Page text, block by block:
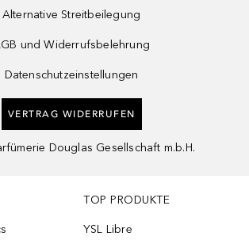
Alternative Streitbeilegung
und Widerrufsbelehrung
Datenschutzeinstellungen
VERTRAG WIDERRUFEN
Douglas Gesellschaft m.b.H.
TOP PRODUKTE
YSL Libre